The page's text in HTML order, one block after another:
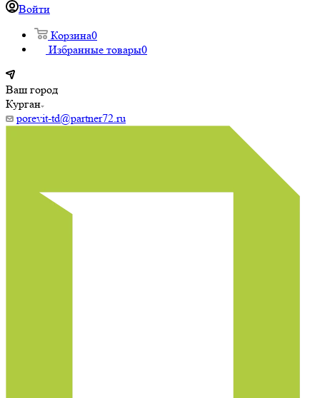
Войти
Корзина0
Избранные товары0
Ваш город
Курган
porevit-td@partner72.ru